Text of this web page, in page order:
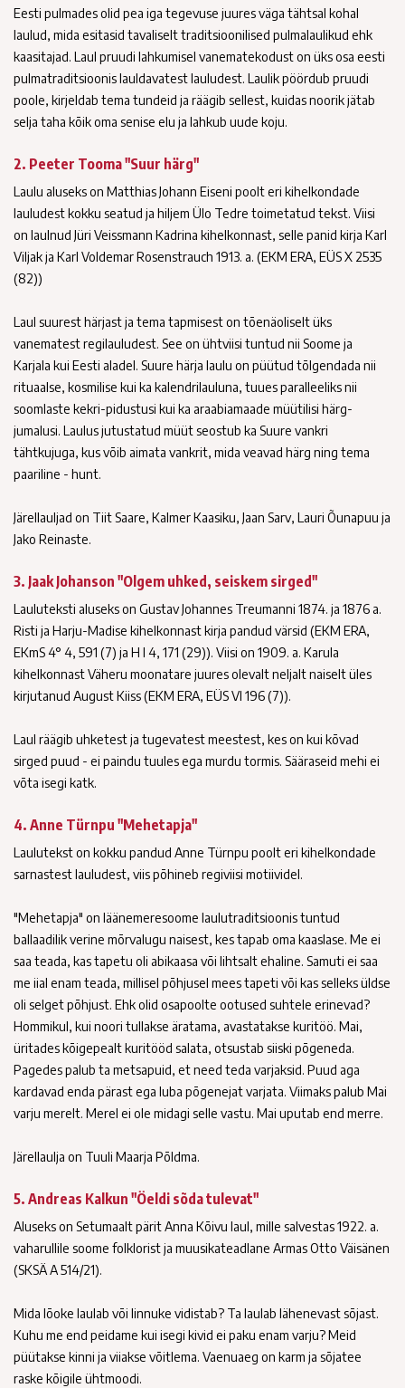
Eesti pulmades olid pea iga tegevuse juures väga tähtsal kohal
laulud, mida esitasid tavaliselt traditsioonilised pulmalaulikud ehk
kaasitajad. Laul pruudi lahkumisel vanematekodust on üks osa eesti
pulmatraditsioonis lauldavatest lauludest. Laulik pöördub pruudi
poole, kirjeldab tema tundeid ja räägib sellest, kuidas noorik jätab
selja taha kõik oma senise elu ja lahkub uude koju.
2. Peeter Tooma "Suur härg"
Laulu aluseks on Matthias Johann Eiseni poolt eri kihelkondade
lauludest kokku seatud ja hiljem Ülo Tedre toimetatud tekst. Viisi
on laulnud Jüri Veissmann Kadrina kihelkonnast, selle panid kirja Karl
Viljak ja Karl Voldemar Rosenstrauch 1913. a. (EKM ERA, EÜS X 2535
(82))
Laul suurest härjast ja tema tapmisest on tõenäoliselt üks
vanematest regilauludest. See on ühtviisi tuntud nii Soome ja
Karjala kui Eesti aladel. Suure härja laulu on püütud tõlgendada nii
rituaalse, kosmilise kui ka kalendrilauluna, tuues paralleeliks nii
soomlaste kekri-pidustusi kui ka araabiamaade müütilisi härg-
jumalusi. Laulus jutustatud müüt seostub ka Suure vankri
tähtkujuga, kus võib aimata vankrit, mida veavad härg ning tema
paariline - hunt.
Järellauljad on Tiit Saare, Kalmer Kaasiku, Jaan Sarv, Lauri Õunapuu ja
Jako Reinaste.
3. Jaak Johanson "Olgem uhked, seiskem sirged"
Lauluteksti aluseks on Gustav Johannes Treumanni 1874. ja 1876 a.
Risti ja Harju-Madise kihelkonnast kirja pandud värsid (EKM ERA,
EKmS 4° 4, 591 (7) ja H I 4, 171 (29)). Viisi on 1909. a. Karula
kihelkonnast Väheru moonatare juures olevalt neljalt naiselt üles
kirjutanud August Kiiss (EKM ERA, EÜS VI 196 (7)).
Laul räägib uhketest ja tugevatest meestest, kes on kui kõvad
sirged puud - ei paindu tuules ega murdu tormis. Sääraseid mehi ei
võta isegi katk.
4. Anne Türnpu "Mehetapja"
Laulutekst on kokku pandud Anne Türnpu poolt eri kihelkondade
sarnastest lauludest, viis põhineb regiviisi motiividel.
"Mehetapja" on läänemeresoome laulutraditsioonis tuntud
ballaadilik verine mõrvalugu naisest, kes tapab oma kaaslase. Me ei
saa teada, kas tapetu oli abikaasa või lihtsalt ehaline. Samuti ei saa
me iial enam teada, millisel põhjusel mees tapeti või kas selleks üldse
oli selget põhjust. Ehk olid osapoolte ootused suhtele erinevad?
Hommikul, kui noori tullakse äratama, avastatakse kuritöö. Mai,
üritades kõigepealt kuritööd salata, otsustab siiski põgeneda.
Pagedes palub ta metsapuid, et need teda varjaksid. Puud aga
kardavad enda pärast ega luba põgenejat varjata. Viimaks palub Mai
varju merelt. Merel ei ole midagi selle vastu. Mai uputab end merre.
Järellaulja on Tuuli Maarja Põldma.
5. Andreas Kalkun "Öeldi sõda tulevat"
Aluseks on Setumaalt pärit Anna Kõivu laul, mille salvestas 1922. a.
vaharullile soome folklorist ja muusikateadlane Armas Otto Väisänen
(SKSÄ A 514/21).
Mida lõoke laulab või linnuke vidistab? Ta laulab lähenevast sõjast.
Kuhu me end peidame kui isegi kivid ei paku enam varju? Meid
püütakse kinni ja viiakse võitlema. Vaenuaeg on karm ja sõjatee
raske kõigile ühtmoodi.